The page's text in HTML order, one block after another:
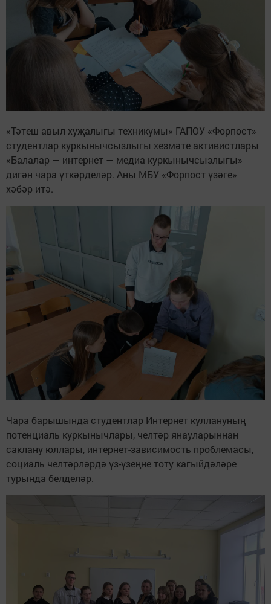
«Тәтеш авыл хуҗалыгы техникумы» ГАПОУ «Форпост»
студентлар куркынычсызлыгы хезмәте активистлары
«Балалар — интернет — медиа куркынычсызлыгы»
дигән чара үткәрделәр. Аны МБУ «Форпост үзәге»
хәбәр итә.
Чара барышында студентлар Интернет куллануның
потенциаль куркынычлары, челтәр янауларыннан
саклану юллары, интернет-зависимость проблемасы,
социаль челтәрләрдә үз-үзеңне тоту кагыйдәләре
турында белделәр.